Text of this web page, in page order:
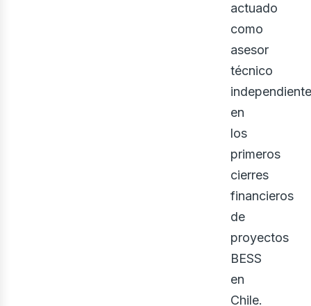
actuado
como
asesor
técnico
independiente
en
los
primeros
cierres
financieros
de
proyectos
BESS
en
Chile.